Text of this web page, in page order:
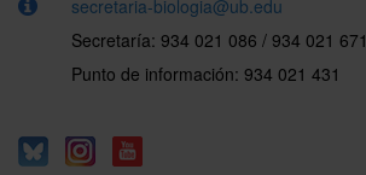
secretaria-biologia@ub.edu
Secretaría: 934 021 086 / 934 021 671
Punto de información: 934 021 431